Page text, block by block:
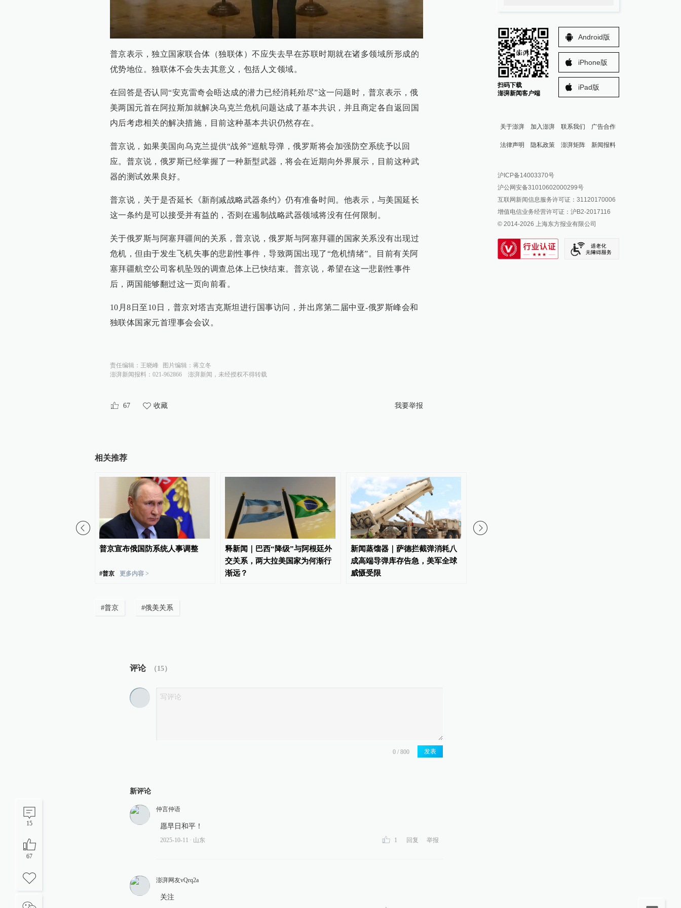
15
67
普京表示，独立国家联合体（独联体）不应失去早在苏联时期就在诸多领域所形成的
优势地位。独联体不会失去其意义，包括人文领域。
在回答是否认同“安克雷奇会晤达成的潜力已经消耗殆尽”这一问题时，普京表示，俄
美两国元首在阿拉斯加就解决乌克兰危机问题达成了基本共识，并且商定各自返回国
内后考虑相关的解决措施，目前这种基本共识仍然存在。
普京说，如果美国向乌克兰提供“战斧”巡航导弹，俄罗斯将会加强防空系统予以回
应。普京说，俄罗斯已经掌握了一种新型武器，将会在近期向外界展示，目前这种武
器的测试效果良好。
普京说，关于是否延长《新削减战略武器条约》仍有准备时间。他表示，与美国延长
这一条约是可以接受并有益的，否则在遏制战略武器领域将没有任何限制。
关于俄罗斯与阿塞拜疆间的关系，普京说，俄罗斯与阿塞拜疆的国家关系没有出现过
危机，但由于发生飞机失事的悲剧性事件，导致两国出现了“危机情绪”。目前有关阿
塞拜疆航空公司客机坠毁的调查总体上已快结束。普京说，希望在这一悲剧性事件
后，两国能够翻过这一页向前看。
10月8日至10日，普京对塔吉克斯坦进行国事访问，并出席第二届中亚-俄罗斯峰会和
独联体国家元首理事会会议。
责任编辑： 王晓峰 图片编辑： 蒋立冬
澎湃新闻报料：021-962866
澎湃新闻，未经授权不得转载
67 收藏 我要举报
相关推荐
普京宣布俄国防系统人事调整
#普京 更多内容 >
释新闻｜巴西“降级”与阿根廷外
交关系，两大拉美国家为何渐行
渐远？
新闻蒸馏器｜萨德拦截弹消耗八
成高端导弹库存告急，美军全球
威慑受限
#普京 #俄美关系
评论 （15）
发表
新评论
仲言仲语
愿早日和平！
2025-10-11 ∙ 山东 1 回复 举报
澎湃网友vQrq2a
关注
扫码下载
澎湃新闻客户端
Android版
iPhone版
iPad版
关于澎湃 加入澎湃 联系我们 广告合作
法律声明 隐私政策 澎湃矩阵
澎湃新闻公众号
澎湃新闻抖音号
派生万物开放平台
IP SHANGHAI
SIXTH TONE
新闻报料
报料邮箱: news@thepaper.cn
沪ICP备14003370号
沪公网安备31010602000299号
互联网新闻信息服务许可证：31120170006
增值电信业务经营许可证：沪B2-2017116
© 2014-2026 上海东方报业有限公司